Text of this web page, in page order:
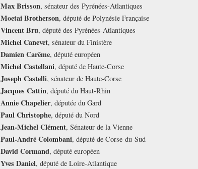
Max Brisson, sénateur des Pyrénées-Atlantiques
Moetai Brotherson, député de Polynésie Française
Vincent Bru, député des Pyrénées-Atlantiques
Michel Canevet, sénateur du Finistère
Damien Carême, député européen
Michel Castellani, député de Haute-Corse
Joseph Castelli, sénateur de Haute-Corse
Jacques Cattin, député du Haut-Rhin
Annie Chapelier, députée du Gard
Paul Christophe, député du Nord
Jean-Michel Clément, Sénateur de la Vienne
Paul-André Colombani, député de Corse-du-Sud
David Cormand, député européen
Yves Daniel, député de Loire-Atlantique